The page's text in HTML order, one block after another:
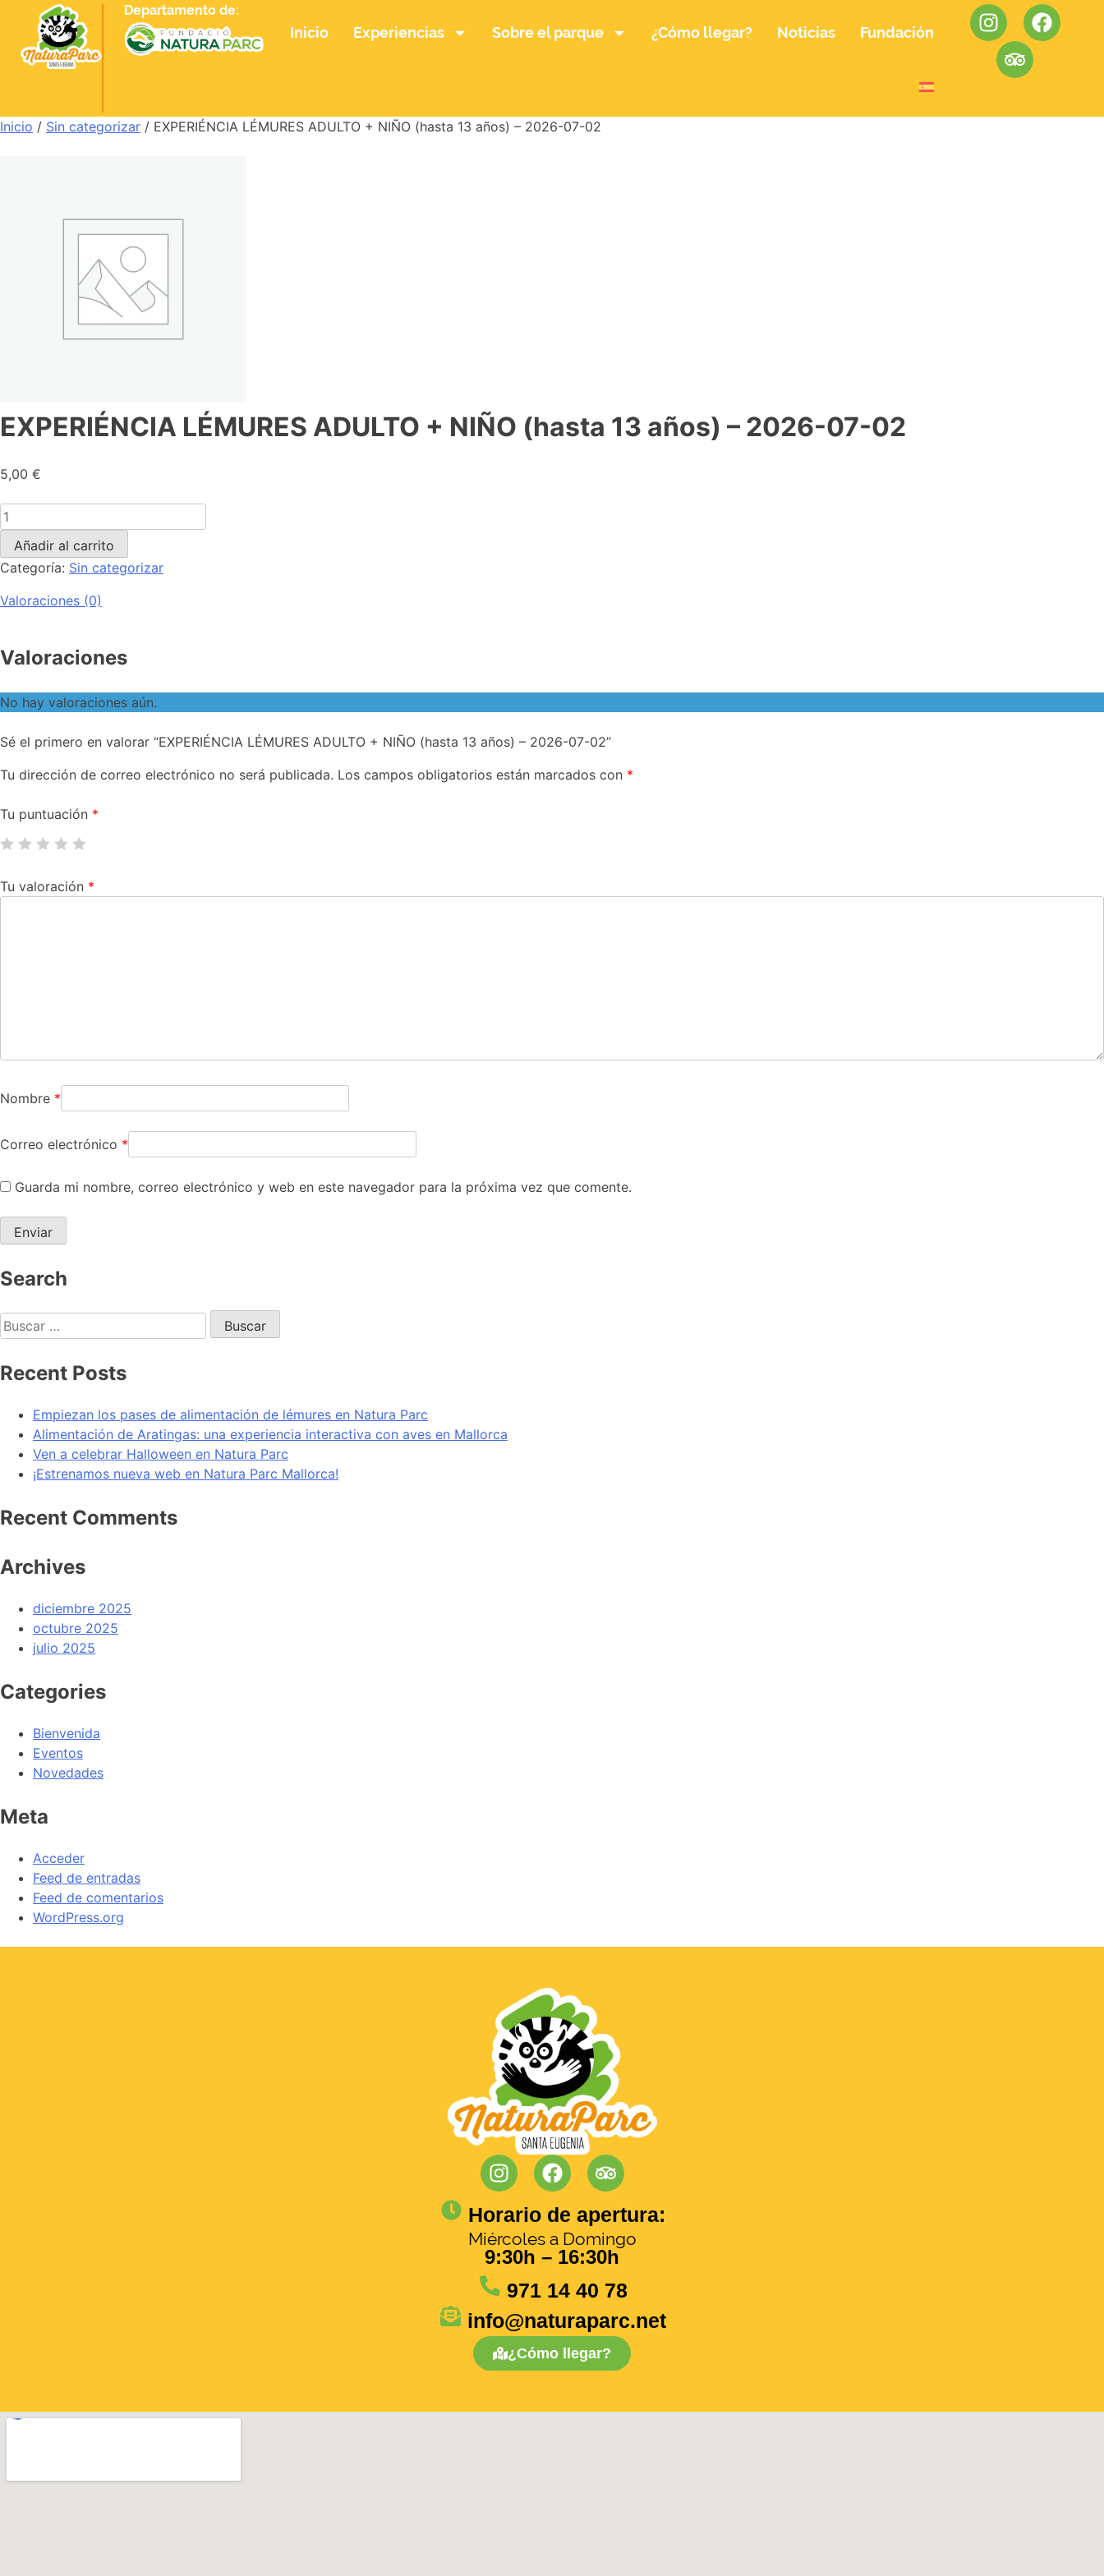
Departamento de:
Inicio Experiencias Sobre el parque ¿Cómo llegar? Noticias Fundación
Inicio / Sin categorizar / EXPERIÉNCIA LÉMURES ADULTO + NIÑO (hasta 13 años) – 2026-07-02
EXPERIÉNCIA LÉMURES ADULTO + NIÑO (hasta 13 años) – 2026-07-02
5,00 €
Añadir al carrito
Categoría: Sin categorizar
Valoraciones (0)
Valoraciones
No hay valoraciones aún.
Sé el primero en valorar “EXPERIÉNCIA LÉMURES ADULTO + NIÑO (hasta 13 años) – 2026-07-02”
Tu dirección de correo electrónico no será publicada. Los campos obligatorios están marcados con *
Tu puntuación *
Tu valoración *
Nombre *
Correo electrónico *
Guarda mi nombre, correo electrónico y web en este navegador para la próxima vez que comente.
Search
Recent Posts
Empiezan los pases de alimentación de lémures en Natura Parc
Alimentación de Aratingas: una experiencia interactiva con aves en Mallorca
Ven a celebrar Halloween en Natura Parc
¡Estrenamos nueva web en Natura Parc Mallorca!
Recent Comments
Archives
diciembre 2025
octubre 2025
julio 2025
Categories
Bienvenida
Eventos
Novedades
Meta
Acceder
Feed de entradas
Feed de comentarios
WordPress.org
Horario de apertura:
Miércoles a Domingo
9:30h – 16:30h
971 14 40 78
info@naturaparc.net
¿Cómo llegar?